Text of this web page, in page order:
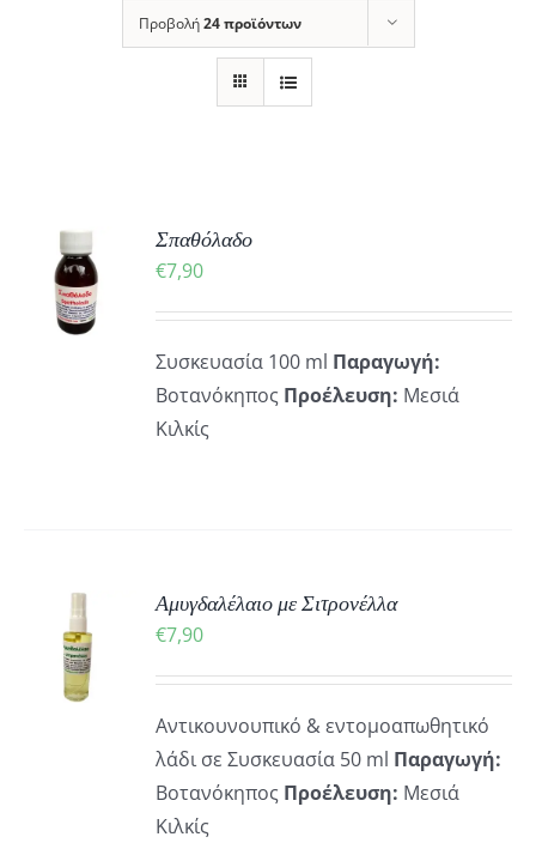
Προβολή24 προϊόντων
Σπαθόλαδο
€7,90
Συσκευασία 100 ml Παραγωγή:
Βοτανόκηπος Προέλευση: Μεσιά
Κιλκίς
Αμυγδαλέλαιο με Σιτρονέλλα
€7,90
Αντικουνουπικό & εντομοαπωθητικό
λάδι σε Συσκευασία 50 ml Παραγωγή:
Βοτανόκηπος Προέλευση: Μεσιά
Κιλκίς